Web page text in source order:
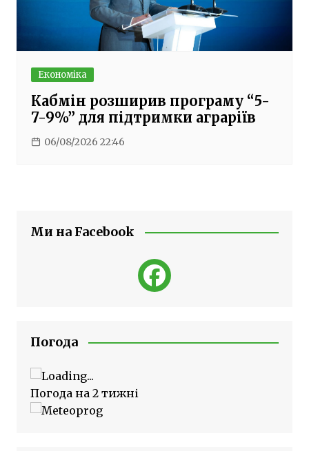
Економіка
Кабмін розширив програму “5-
7-9%” для підтримки аграріїв
06/08/2026 22:46
Ми на Facebook
Погода
Погода на 2 тижні